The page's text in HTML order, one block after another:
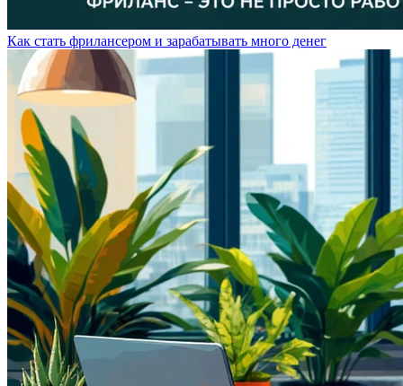
Как стать фрилансером и зарабатывать много денег